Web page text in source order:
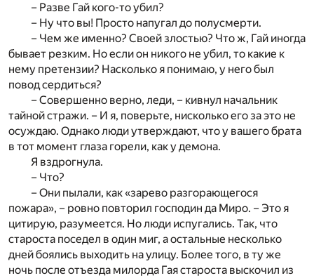
– Разве Гай кого-то убил?
– Ну что вы! Просто напугал до полусмерти.
– Чем же именно? Своей злостью? Что ж, Гай иногда
бывает резким. Но если он никого не убил, то какие к
нему претензии? Насколько я понимаю, у него был
повод сердиться?
– Совершенно верно, леди, – кивнул начальник
тайной стражи. – И я, поверьте, нисколько его за это не
осуждаю. Однако люди утверждают, что у вашего брата
в тот момент глаза горели, как у демона.
Я вздрогнула.
– Что?
– Они пылали, как «зарево разгорающегося
пожара», – ровно повторил господин да Миро. – Это я
цитирую, разумеется. Но люди испугались. Так, что
староста поседел в один миг, а остальные несколько
дней боялись выходить на улицу. Более того, в ту же
ночь после отъезда милорда Гая староста выскочил из